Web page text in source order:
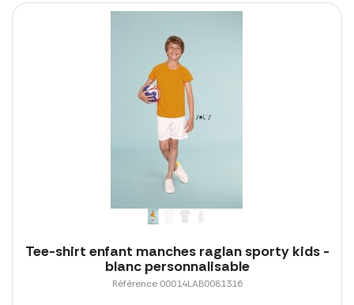
Tee-shirt enfant manches raglan sporty kids -
blanc personnalisable
Référence 00014LAB0081316